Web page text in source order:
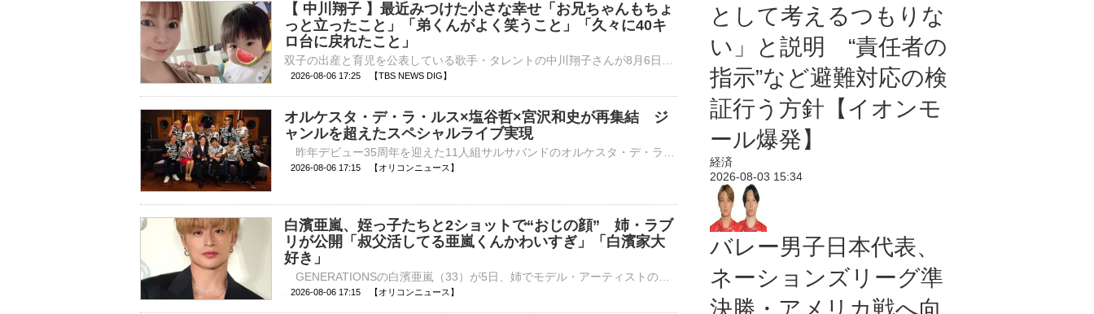
【 中川翔子 】最近みつけた小さな幸せ「お兄ちゃんもちょ
っと立ったこと」「弟くんがよく笑うこと」「久々に40キ
ロ台に戻れたこと」
2026-08-06 17:25 【TBS NEWS DIG】
オルケスタ・デ・ラ・ルス×塩谷哲×宮沢和史が再集結 ジ
ャンルを超えたスペシャルライブ実現
2026-08-06 17:15 【オリコンニュース】
白濱亜嵐、姪っ子たちと2ショットで“おじの顔” 姉・ラブ
リが公開「叔父活してる亜嵐くんかわいすぎ」「白濱家大
好き」
2026-08-06 17:15 【オリコンニュース】
として考えるつもりな
い」と説明 “責任者の
指示”など避難対応の検
証行う方針【イオンモ
ール爆発】
経済
2026-08-03 15:34
バレー男子日本代表、
ネーションズリーグ準
決勝・アメリカ戦へ向